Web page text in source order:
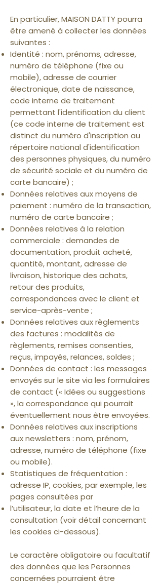
En particulier, MAISON DATTY pourra
être amené à collecter les données
suivantes :
Identité : nom, prénoms, adresse,
numéro de téléphone (fixe ou
mobile), adresse de courrier
électronique, date de naissance,
code interne de traitement
permettant l'identification du client
(ce code interne de traitement est
distinct du numéro d'inscription au
répertoire national d'identification
des personnes physiques, du numéro
de sécurité sociale et du numéro de
carte bancaire) ;
Données relatives aux moyens de
paiement : numéro de la transaction,
numéro de carte bancaire ;
Données relatives à la relation
commerciale : demandes de
documentation, produit acheté,
quantité, montant, adresse de
livraison, historique des achats,
retour des produits,
correspondances avec le client et
service-après-vente ;
Données relatives aux règlements
des factures : modalités de
règlements, remises consenties,
reçus, impayés, relances, soldes ;
Données de contact : les messages
envoyés sur le site via les formulaires
de contact (« Idées ou suggestions
», la correspondance qui pourrait
éventuellement nous être envoyées.
Données relatives aux inscriptions
aux newsletters : nom, prénom,
adresse, numéro de téléphone (fixe
ou mobile).
Statistiques de fréquentation :
adresse IP, cookies, par exemple, les
pages consultées par
l’utilisateur, la date et l’heure de la
consultation (voir détail concernant
les cookies ci-dessous).
Le caractère obligatoire ou facultatif
des données que les Personnes
concernées pourraient être